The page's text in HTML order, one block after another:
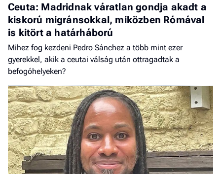
Ceuta: Madridnak váratlan gondja akadt a
kiskorú migránsokkal, miközben Rómával
is kitört a határháború
Mihez fog kezdeni Pedro Sánchez a több mint ezer
gyerekkel, akik a ceutai válság után ottragadtak a
befogóhelyeken?